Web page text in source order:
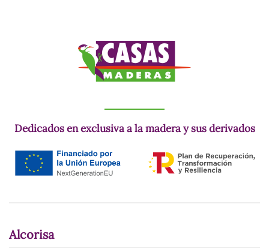
Dedicados en exclusiva a la madera y sus derivados
Alcorisa